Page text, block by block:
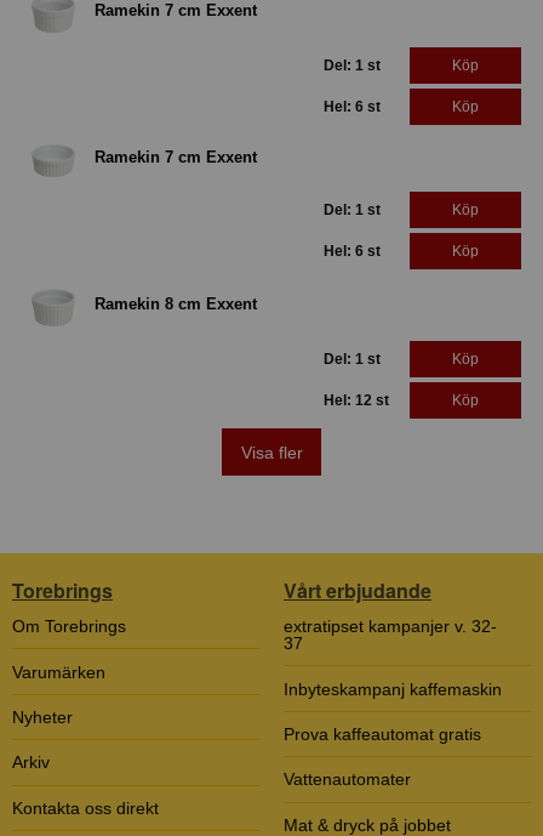
Ramekin 7 cm Exxent
Del: 1 st Köp
Hel: 6 st Köp
Ramekin 7 cm Exxent
Del: 1 st Köp
Hel: 6 st Köp
Ramekin 8 cm Exxent
Del: 1 st Köp
Hel: 12 st Köp
Visa fler
Torebrings
Om Torebrings
Varumärken
Nyheter
Arkiv
Kontakta oss direkt
Vårt erbjudande
extratipset kampanjer v. 32-
37
Inbyteskampanj kaffemaskin
Prova kaffeautomat gratis
Vattenautomater
Mat & dryck på jobbet